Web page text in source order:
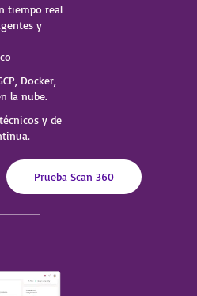
tiempo real
y
Docker,
la nube.
y de
Prueba Scan 360